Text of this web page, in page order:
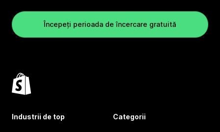
Începeți perioada de încercare gratuită
Industrii de top Categorii